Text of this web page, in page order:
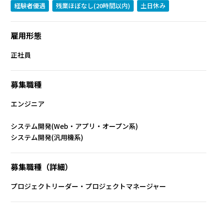
経験者優遇 残業ほぼなし(20時間以内) 土日休み
雇用形態
正社員
募集職種
エンジニア
システム開発(Web・アプリ・オープン系)
システム開発(汎用機系)
募集職種（詳細）
プロジェクトリーダー・プロジェクトマネージャー